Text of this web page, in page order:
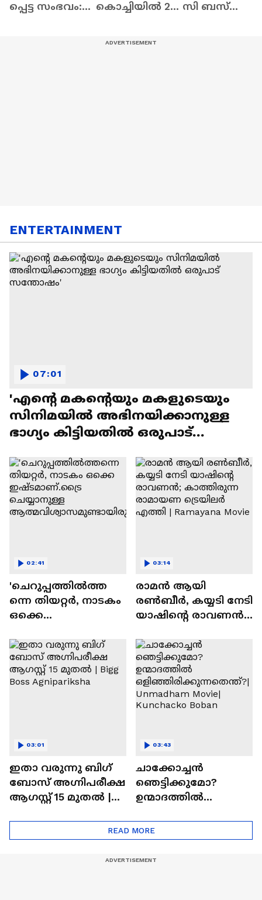
പ്പെട്ട സംഭവം:
കൊച്ചിയിൽ 29
സി ബസ്
ENTERTAINMENT
'എന്റെ മകന്റെയും മകളുടെയും
സിനിമയിൽ അഭിനയിക്കാനുള്ള
ഭാഗ്യം കിട്ടിയതിൽ ഒരുപാട്
07:01
'ചെറുപ്പത്തിൽത്ത
ന്നെ തിയറ്റർ, നാടകം
ഒക്കെ
ചെയ്യാനുള്ള
ആത്മവിശ്വാസമുണ്ടാ
യിരുന്നില്ല'
02:41
രാമന്‍ ആയി
രൺബീർ, കയ്യടി നേടി
യാഷിന്റെ രാവണൻ;
രാമായണ ട്രെയിലർ
എത്തി | Ramayana
Movie
03:14
ഇതാ വരുന്നു ബിഗ്
ബോസ് അഗ്നിപരീക്ഷ
ആഗസ്റ്റ് 15 മുതൽ |
03:01
ചാക്കോച്ചന്‍
ഞെട്ടിക്കുമോ?
ഉന്മാദത്തിൽ
ന്ത്?| Unmadham
Movie| Kunchacko
03:43
READ MORE